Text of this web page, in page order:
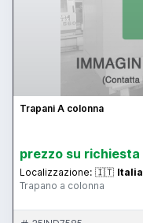
Trapani A colonna
prezzo su richiesta
Localizzazione: 🇮🇹 Italia
Trapano a colonna